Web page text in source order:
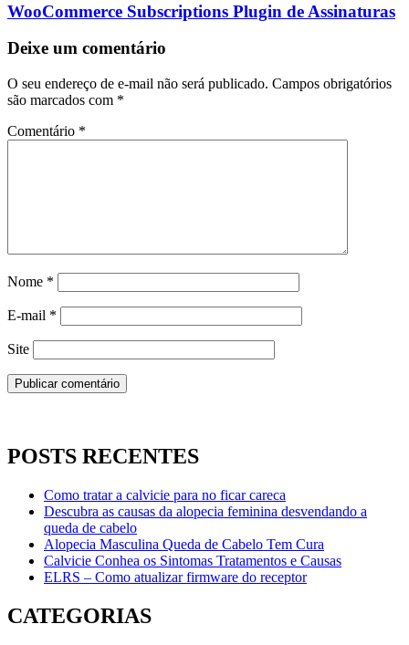
WooCommerce Subscriptions Plugin de Assinaturas
Deixe um comentário
O seu endereço de e-mail não será publicado. Campos obrigatórios
são marcados com *
Comentário *
Nome *
E-mail *
Site
POSTS RECENTES
Como tratar a calvicie para no ficar careca
Descubra as causas da alopecia feminina desvendando a
queda de cabelo
Alopecia Masculina Queda de Cabelo Tem Cura
Calvicie Conhea os Sintomas Tratamentos e Causas
ELRS – Como atualizar firmware do receptor
CATEGORIAS